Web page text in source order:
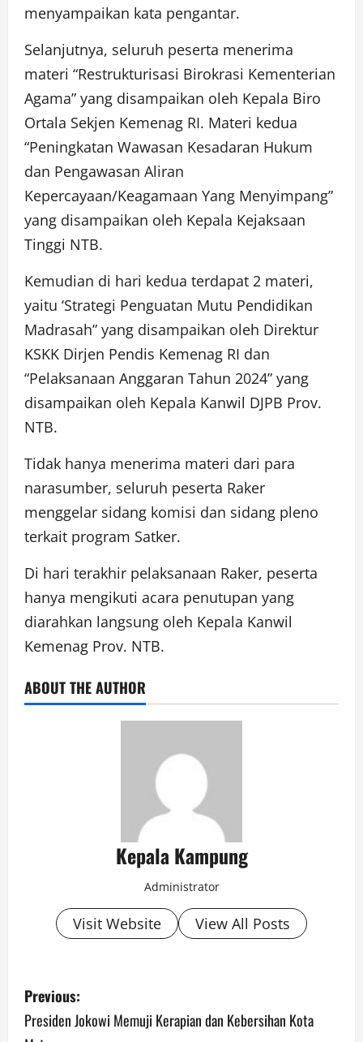
menyampaikan kata pengantar.
Selanjutnya, seluruh peserta menerima
materi “Restrukturisasi Birokrasi Kementerian
Agama” yang disampaikan oleh Kepala Biro
Ortala Sekjen Kemenag RI. Materi kedua
“Peningkatan Wawasan Kesadaran Hukum
dan Pengawasan Aliran
Kepercayaan/Keagamaan Yang Menyimpang”
yang disampaikan oleh Kepala Kejaksaan
Tinggi NTB.
Kemudian di hari kedua terdapat 2 materi,
yaitu ‘Strategi Penguatan Mutu Pendidikan
Madrasah” yang disampaikan oleh Direktur
KSKK Dirjen Pendis Kemenag RI dan
“Pelaksanaan Anggaran Tahun 2024” yang
disampaikan oleh Kepala Kanwil DJPB Prov.
NTB.
Tidak hanya menerima materi dari para
narasumber, seluruh peserta Raker
menggelar sidang komisi dan sidang pleno
terkait program Satker.
Di hari terakhir pelaksanaan Raker, peserta
hanya mengikuti acara penutupan yang
diarahkan langsung oleh Kepala Kanwil
Kemenag Prov. NTB.
ABOUT THE AUTHOR
Kepala Kampung
Administrator
Visit Website View All Posts
P
o
Previous:
Presiden Jokowi Memuji Kerapian dan Kebersihan Kota